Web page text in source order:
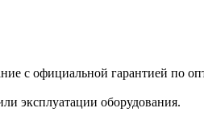
с официальной гарантией по
эксплуатации оборудования.